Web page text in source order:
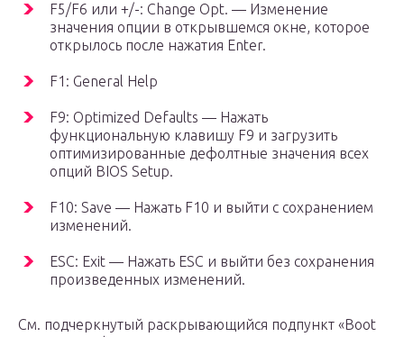
F5/F6 или +/-: Change Opt. — Изменение
значения опции в открывшемся окне, которое
открылось после нажатия Enter.
F1: General Help
F9: Optimized Defaults — Нажать
функциональную клавишу F9 и загрузить
оптимизированные дефолтные значения всех
опций BIOS Setup.
F10: Save — Нажать F10 и выйти с сохранением
изменений.
ESC: Exit — Нажать ESC и выйти без сохранения
произведенных изменений.
См. подчеркнутый раскрывающийся подпункт «Boot